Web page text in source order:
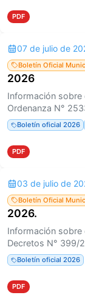
PDF
07 de julio de
Boletín Oficial
2026
Información sobre
Ordenanza N°
Boletín oficial 2026
PDF
03 de julio de
Boletín Oficial
2026.
Información sobre
Decretos N° 399/
Boletín oficial 2026
PDF